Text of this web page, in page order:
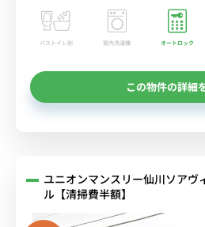
バストイレ別 室内洗濯機 オートロック
この物件の詳細
ユニオンマンスリー仙川ソアヴ
ル【清掃費半額】